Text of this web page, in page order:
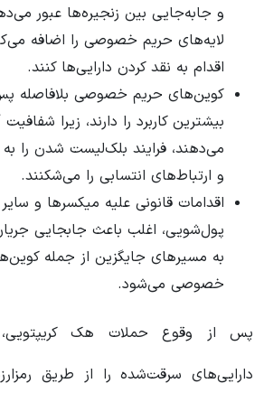
و جابه‌جایی بین زنجیره‌ها عبور
لایه‌های حریم خصوصی را اضافه
اقدام به نقد کردن دارایی‌ها کنند.
کوین‌های حریم خصوصی بلافاصله
بیشترین کاربرد را دارند، زیرا
می‌دهند، فرایند بلک‌لیست شدن را به
و ارتباط‌های انتسابی را می‌شکنند.
اقدامات قانونی علیه میکسرها و سایر
پول‌شویی، اغلب باعث جابجایی
به مسیرهای جایگزین از جمله
خصوصی می‌شود.
پس از وقوع حملات هک کریپتویی،
دارایی‌های سرقت‌شده را از طریق